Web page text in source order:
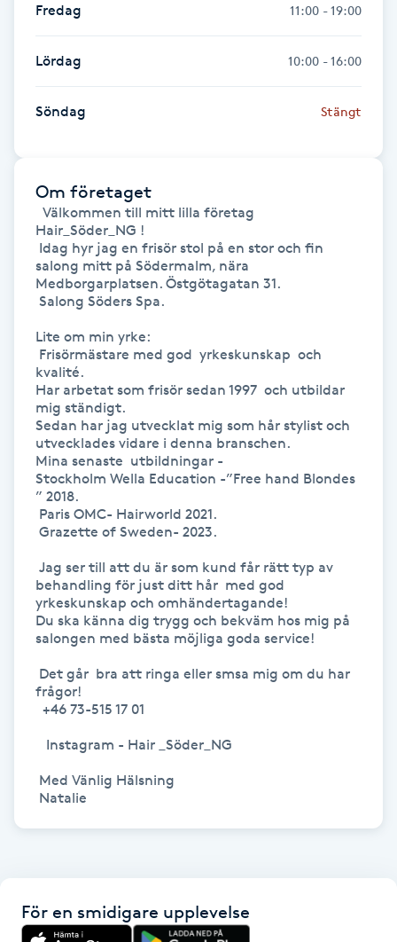
Gruppträning
Gua Sha-massage
Hatha Yoga
Headspa
Healing
Herrklippning
HIFU
Hollywood Peel
Hot Stone Massage
Hudföryngring
Hyperhidros
Fredag 11:00 - 19:00
Lördag 10:00 - 16:00
Söndag Stängt
Om företaget
Hair_Söder_NG !
salong mitt på Södermalm, nära
Medborgarplatsen. Östgötagatan 31.
Lite om min yrke:
kvalité.
Har arbetat som frisör sedan 1997  och utbildar
mig ständigt.
Sedan har jag utvecklat mig som hår stylist och
utvecklades vidare i denna branschen.
Mina senaste  utbildningar -
Stockholm Wella Education -”Free hand Blondes
” 2018.
behandling för just ditt hår  med god
yrkeskunskap och omhändertagande!
Du ska känna dig trygg och bekväm hos mig på
salongen med bästa möjliga goda service!
frågor!
För en smidigare upplevelse